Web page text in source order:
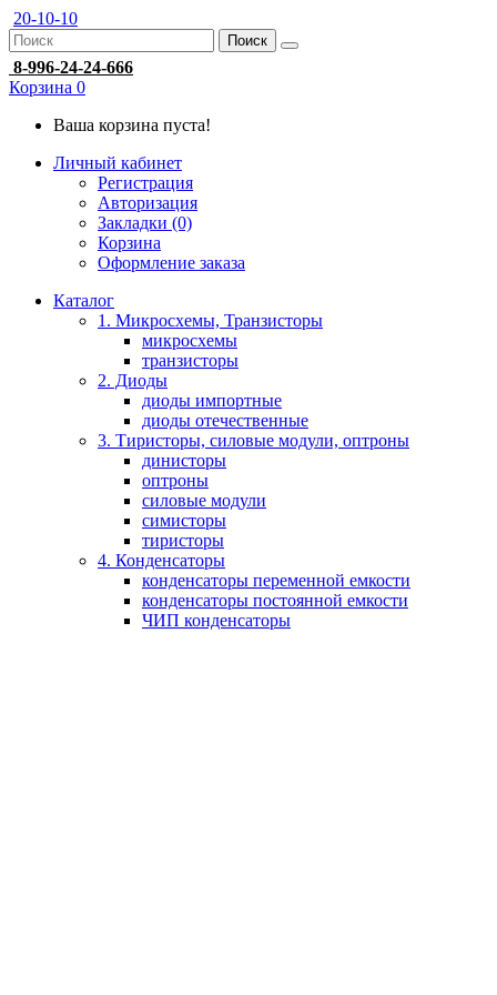
20-10-10
Поиск
8-996-24-24-666
Корзина 0
Ваша корзина пуста!
Личный кабинет
Регистрация
Авторизация
Закладки (0)
Корзина
Оформление заказа
Каталог
1. Микросхемы, Транзисторы
микросхемы
транзисторы
2. Диоды
диоды импортные
диоды отечественные
3. Тиристоры, силовые модули, оптроны
динисторы
оптроны
силовые модули
симисторы
тиристоры
4. Конденсаторы
конденсаторы переменной емкости
конденсаторы постоянной емкости
ЧИП конденсаторы